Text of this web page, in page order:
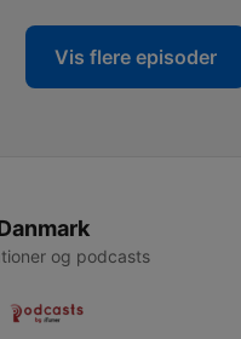
Vis flere episoder
og podcasts